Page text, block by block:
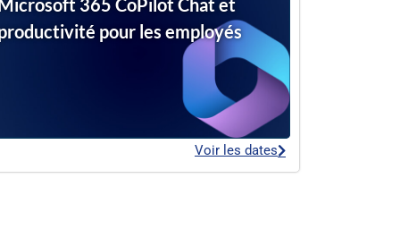
365 CoPilot Chat et
pour les employés
Voir les dates